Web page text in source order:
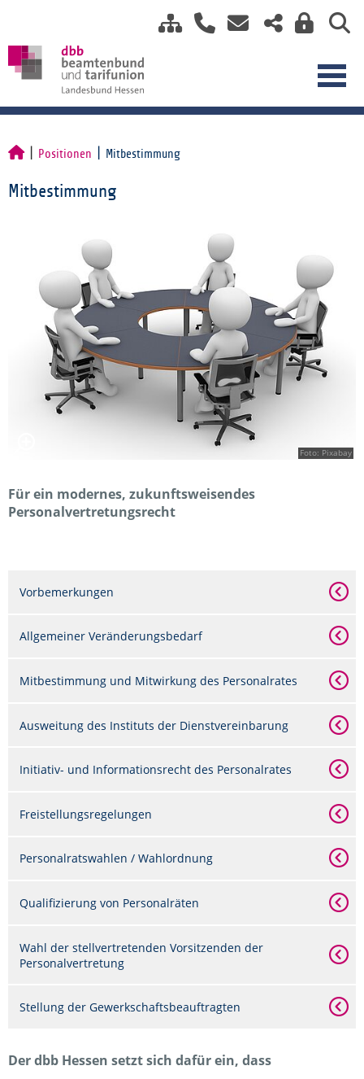
Positionen Mitbestimmung
Mitbestimmung
Foto: Pixabay
Für ein modernes, zukunftsweisendes
Personalvertretungsrecht
Vorbemerkungen
Allgemeiner Veränderungsbedarf
Mitbestimmung und Mitwirkung des Personalrates
Ausweitung des Instituts der Dienstvereinbarung
Initiativ- und Informationsrecht des Personalrates
Freistellungsregelungen
Personalratswahlen / Wahlordnung
Qualifizierung von Personalräten
Wahl der stellvertretenden Vorsitzenden der
Personalvertretung
Stellung der Gewerkschaftsbeauftragten
Der dbb Hessen setzt sich dafür ein, dass